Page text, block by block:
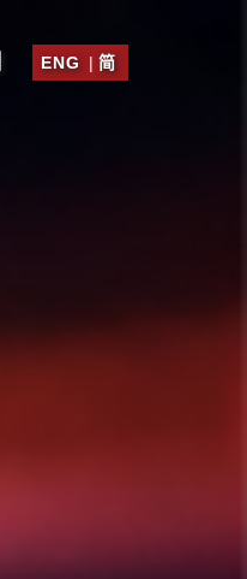
ENG | 简